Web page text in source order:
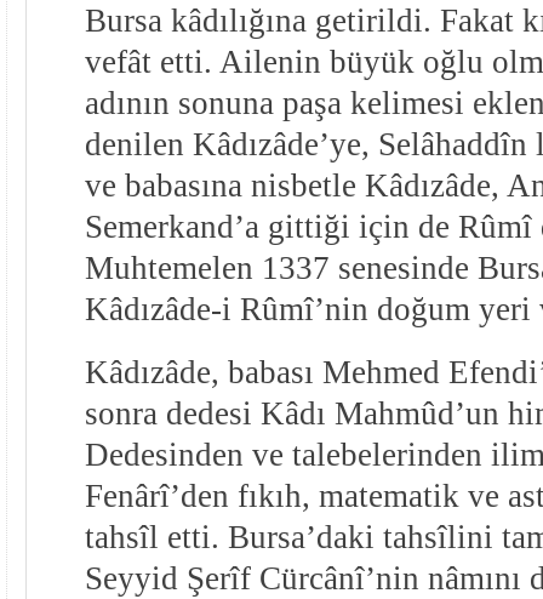
Bursa kâdılığına getirildi. Fakat
vefât etti. Ailenin büyük oğlu
adının sonuna paşa kelimesi
denilen Kâdızâde’ye,
ve babasına nisbetle Kâdızâde,
Semerkand’a gittiği için de
Muhtemelen 1337 senesinde
Kâdızâde-i Rûmî’nin doğum
Kâdızâde, babası Mehmed
sonra dedesi Kâdı Mahmûd’un
Dedesinden ve talebelerinden
Fenârî’den fıkıh, matematik ve
tahsîl etti. Bursa’daki tahsîlini
Seyyid Şerîf Cürcânî’nin nâmını